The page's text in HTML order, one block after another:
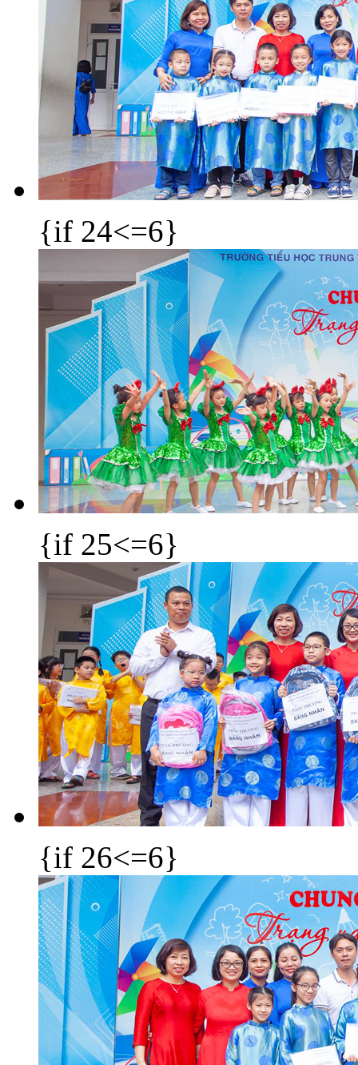
{if 24<=6}
{if 25<=6}
{if 26<=6}